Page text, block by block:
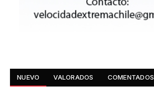
NUEVO VALORADOS COMENTADOS